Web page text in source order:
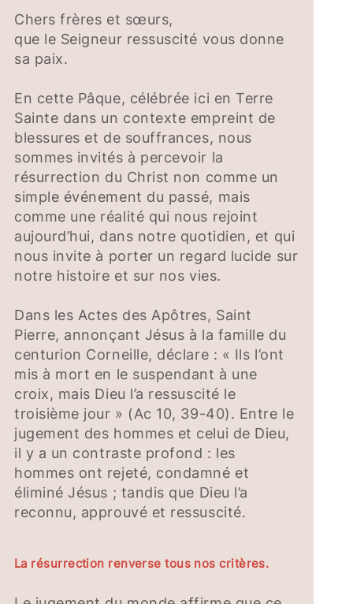
Chers frères et sœurs,
que le Seigneur ressuscité vous donne
sa paix.
En cette Pâque, célébrée ici en Terre
Sainte dans un contexte empreint de
blessures et de souffrances, nous
sommes invités à percevoir la
résurrection du Christ non comme un
simple événement du passé, mais
comme une réalité qui nous rejoint
aujourd’hui, dans notre quotidien, et qui
nous invite à porter un regard lucide sur
notre histoire et sur nos vies.
Dans les Actes des Apôtres, Saint
Pierre, annonçant Jésus à la famille du
centurion Corneille, déclare : « Ils l’ont
mis à mort en le suspendant à une
croix, mais Dieu l’a ressuscité le
troisième jour » (Ac 10, 39-40). Entre le
jugement des hommes et celui de Dieu,
il y a un contraste profond : les
hommes ont rejeté, condamné et
éliminé Jésus ; tandis que Dieu l’a
reconnu, approuvé et ressuscité.
La résurrection renverse tous nos critères.